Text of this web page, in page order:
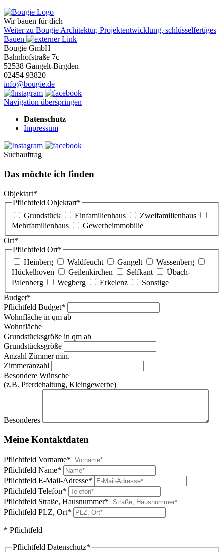
Wir bauen für dich
Weiter zu Bougie Architektur, Projektentwicklung, schlüsselfertiges
Bauen
Bougie GmbH
Bahnhofstraße 7c
52538 Gangelt-Birgden
02454 93820
info@bougie.de
Navigation überspringen
Datenschutz
Impressum
Suchauftrag
Das möchte ich finden
Objektart*
Pflichtfeld Objektart*
Grundstück
Einfamilienhaus
Zweifamilienhaus
Mehrfamilienhaus
Gewerbeimmobilie
Ort*
Pflichtfeld Ort*
Heinberg
Waldfeucht Gangelt
Wassenberg
Hückelhoven
Geilenkirchen Selfkant
Übach-
Palenberg
Wegberg Erkelenz
Sonstige
Budget*
Pflichtfeld Budget*
Wohnfläche in qm ab
Wohnfläche
Grundstücksgröße in qm ab
Grundstücksgröße
Anzahl Zimmer min.
Zimmeranzahl
Besondere Wünsche
(z.B. Pferdehaltung, Kleingewerbe)
Besonderes
Meine Kontaktdaten
Pflichtfeld Vorname*
Pflichtfeld Name*
Pflichtfeld E-Mail-Adresse*
Pflichtfeld Telefon*
Pflichtfeld Straße, Hausnummer*
Pflichtfeld PLZ, Ort*
* Pflichtfeld
Pflichtfeld Datenschutz*